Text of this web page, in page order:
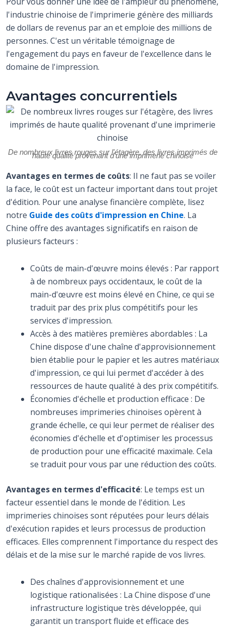
l'industrie chinoise de l'imprimerie génère des milliards
de dollars de revenus par an et emploie des millions de
personnes. C'est un véritable témoignage de
l'engagement du pays en faveur de l'excellence dans le
domaine de l'impression.
Avantages concurrentiels
De nombreux livres rouges sur l'étagère, des livres imprimés de
haute qualité provenant d'une imprimerie chinoise
Avantages en termes de coûts: Il ne faut pas se voiler
la face, le coût est un facteur important dans tout projet
d'édition. Pour une analyse financière complète, lisez
notre Guide des coûts d'impression en Chine. La
Chine offre des avantages significatifs en raison de
plusieurs facteurs :
Coûts de main-d'œuvre moins élevés : Par rapport
à de nombreux pays occidentaux, le coût de la
main-d'œuvre est moins élevé en Chine, ce qui se
traduit par des prix plus compétitifs pour les
services d'impression.
Accès à des matières premières abordables : La
Chine dispose d'une chaîne d'approvisionnement
bien établie pour le papier et les autres matériaux
d'impression, ce qui lui permet d'accéder à des
ressources de haute qualité à des prix compétitifs.
Économies d'échelle et production efficace : De
nombreuses imprimeries chinoises opèrent à
grande échelle, ce qui leur permet de réaliser des
économies d'échelle et d'optimiser les processus
de production pour une efficacité maximale. Cela
se traduit pour vous par une réduction des coûts.
Avantages en termes d'efficacité: Le temps est un
facteur essentiel dans le monde de l'édition. Les
imprimeries chinoises sont réputées pour leurs délais
d'exécution rapides et leurs processus de production
efficaces. Elles comprennent l'importance du respect des
délais et de la mise sur le marché rapide de vos livres.
Des chaînes d'approvisionnement et une
logistique rationalisées : La Chine dispose d'une
infrastructure logistique très développée, qui
garantit un transport fluide et efficace des